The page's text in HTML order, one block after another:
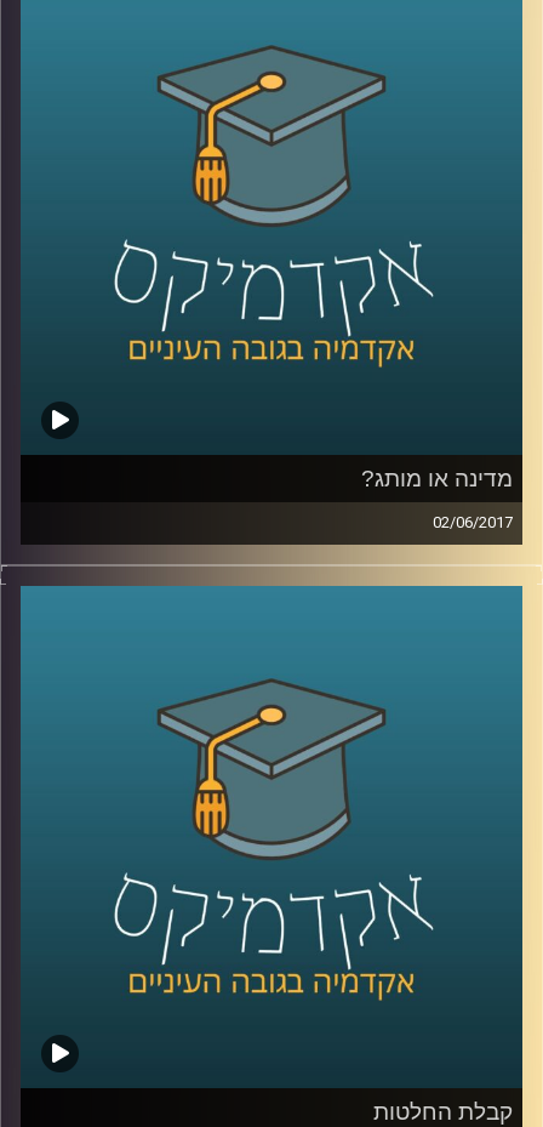
של כל זה לגבינו? פרופסור יואב יאיר, דיקן בית
הספר לקיימות, מפרט על ההסכם ההיסטורי
ועומד על הסיבות האפשריות שבגינן נשיא
המעצמה החזקה בעולם קורא תיגר על הבנות
שהוסכמו על ידי כמעט 200 מדינות
קרדיט תמונות: AudioVersity
מדינה או מותג?
02/06/2017
דמיינו ראש ממשלה יושב במשרד פרסום וחושב
בעיצומו במדינות רבות בעולם ומה בכל זאת
ההבדלים בין מיתוג עסקי למיתוג מדינה. כמו כן,
איזה חלק יש לאזרחי המדינה הפעילים
באינסטגרם לתהליך הזה ומה הקשר של כל זה
קרדיט תמונות: AudioVersity
קבלת החלטות